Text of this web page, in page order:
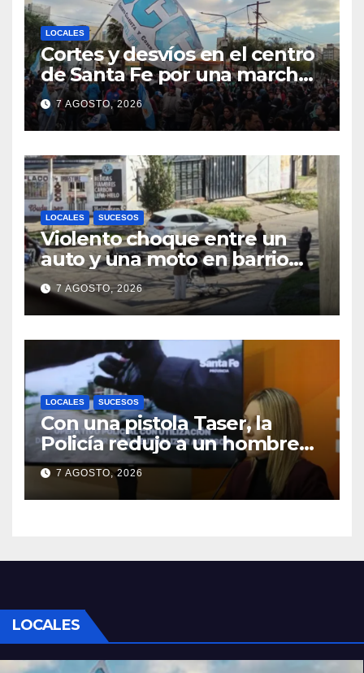
LOCALES
Cortes y desvíos en el centro
de Santa Fe por una marcha
de organizaciones sociales y
sindicales
7 AGOSTO, 2026
LOCALES SUCESOS
Violento choque entre un
auto y una moto en barrio
Alvear: una mujer quedó
tendida sobre la calzada
7 AGOSTO, 2026
LOCALES SUCESOS
Con una pistola Taser, la
Policía redujo a un hombre
que amenazaba a su padre
con un arma blanca en la
ruta 168
7 AGOSTO, 2026
LOCALES